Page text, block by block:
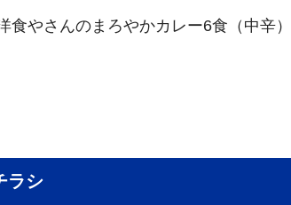
やさんのまろやかカレー6食（中辛）
ラシ